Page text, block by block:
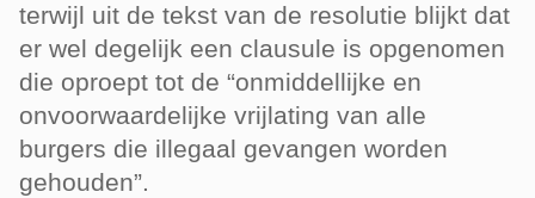
terwijl uit de tekst van de resolutie blijkt dat
er wel degelijk een clausule is opgenomen
die oproept tot de “onmiddellijke en
onvoorwaardelijke vrijlating van alle
burgers die illegaal gevangen worden
gehouden”.